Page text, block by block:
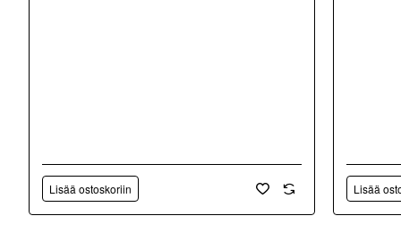
Lisää ostoskoriin Lisää